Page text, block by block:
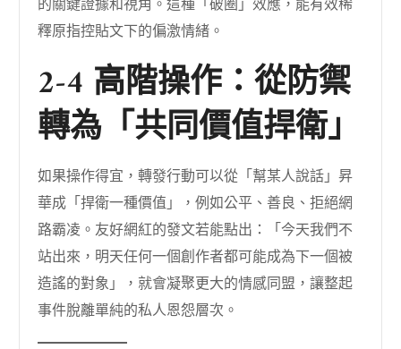
的關鍵證據和視角。這種「破圈」效應，能有效稀
釋原指控貼文下的偏激情緒。
2-4 高階操作：從防禦
轉為「共同價值捍衛」
如果操作得宜，轉發行動可以從「幫某人說話」昇
華成「捍衛一種價值」，例如公平、善良、拒絕網
路霸凌。友好網紅的發文若能點出：「今天我們不
站出來，明天任何一個創作者都可能成為下一個被
造謠的對象」，就會凝聚更大的情感同盟，讓整起
事件脫離單純的私人恩怨層次。